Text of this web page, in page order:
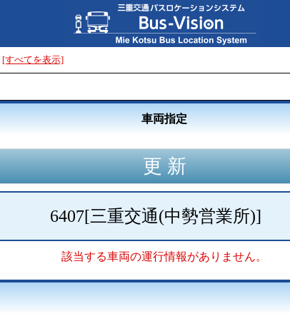
[すべてを表示]
車両指定
6407[三重交通(中勢営業所)]
該当する車両の運行情報がありません。